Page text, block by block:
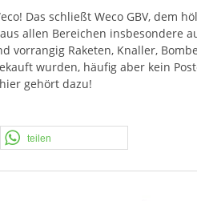
Das schließt Weco GBV, dem
allen Bereichen insbesondere
vorrangig Raketen, Knaller,
wurden, häufig aber kein
gehört dazu!
teilen